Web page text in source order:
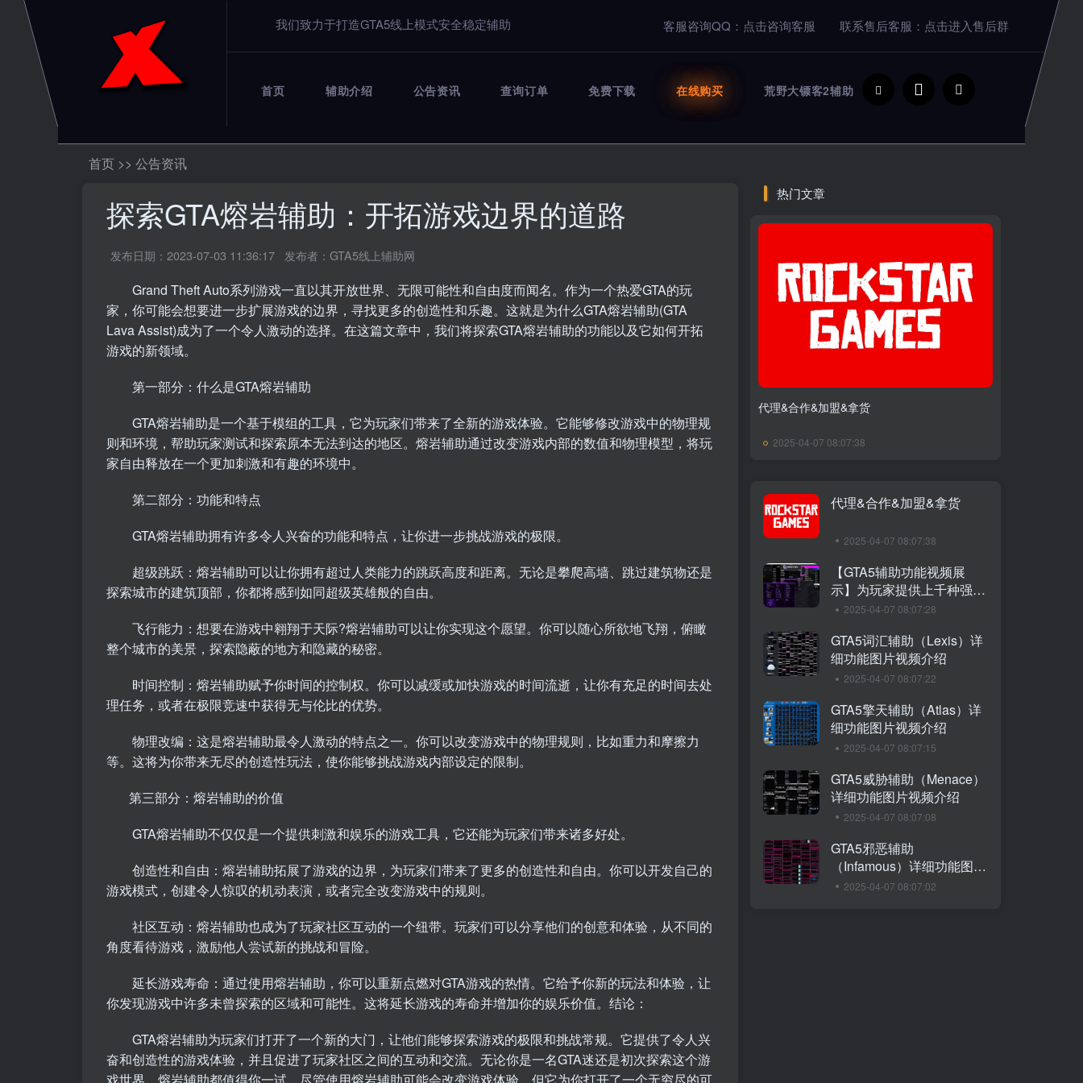
我们致力于打造GTA5线上模式安全稳定辅助 客服咨询QQ：点击咨询客服 联系售后客服：点击进入售后群
首页 辅助介绍 公告资讯 查询订单 免费下载 在线购买 荒野大镖客2辅助
首页 >> 公告资讯
探索GTA熔岩辅助：开拓游戏边界的道路
发布日期：2023-07-03 11:36:17 发布者：GTA5线上辅助网
Grand Theft Auto系列游戏一直以其开放世界、无限可能性和自由度而闻名。作为一个热爱GTA的玩
家，你可能会想要进一步扩展游戏的边界，寻找更多的创造性和乐趣。这就是为什么GTA熔岩辅助(GTA
Lava Assist)成为了一个令人激动的选择。在这篇文章中，我们将探索GTA熔岩辅助的功能以及它如何开拓
游戏的新领域。
第一部分：什么是GTA熔岩辅助
GTA熔岩辅助是一个基于模组的工具，它为玩家们带来了全新的游戏体验。它能够修改游戏中的物理规
则和环境，帮助玩家测试和探索原本无法到达的地区。熔岩辅助通过改变游戏内部的数值和物理模型，将玩
家自由释放在一个更加刺激和有趣的环境中。
第二部分：功能和特点
GTA熔岩辅助拥有许多令人兴奋的功能和特点，让你进一步挑战游戏的极限。
超级跳跃：熔岩辅助可以让你拥有超过人类能力的跳跃高度和距离。无论是攀爬高墙、跳过建筑物还是
探索城市的建筑顶部，你都将感到如同超级英雄般的自由。
飞行能力：想要在游戏中翱翔于天际?熔岩辅助可以让你实现这个愿望。你可以随心所欲地飞翔，俯瞰
整个城市的美景，探索隐蔽的地方和隐藏的秘密。
时间控制：熔岩辅助赋予你时间的控制权。你可以减缓或加快游戏的时间流逝，让你有充足的时间去处
理任务，或者在极限竞速中获得无与伦比的优势。
物理改编：这是熔岩辅助最令人激动的特点之一。你可以改变游戏中的物理规则，比如重力和摩擦力
等。这将为你带来无尽的创造性玩法，使你能够挑战游戏内部设定的限制。
第三部分： 熔岩辅助的价值
GTA熔岩辅助不仅仅是一个提供刺激和娱乐的游戏工具，它还能为玩家们带来诸多好处。
创造性和自由：熔岩辅助拓展了游戏的边界，为玩家们带来了更多的创造性和自由。你可以开发自己的
游戏模式，创建令人惊叹的机动表演，或者完全改变游戏中的规则。
社区互动：熔岩辅助也成为了玩家社区互动的一个纽带。玩家们可以分享他们的创意和体验，从不同的
角度看待游戏，激励他人尝试新的挑战和冒险。
延长游戏寿命：通过使用熔岩辅助，你可以重新点燃对GTA游戏的热情。它给予你新的玩法和体验，让
你发现游戏中许多未曾探索的区域和可能性。这将延长游戏的寿命并增加你的娱乐价值。结论：
GTA熔岩辅助为玩家们打开了一个新的大门，让他们能够探索游戏的极限和挑战常规。它提供了令人兴
奋和创造性的游戏体验，并且促进了玩家社区之间的互动和交流。无论你是一名GTA迷还是初次探索这个游
热门文章
代理&合作&加盟&拿货
2025-04-07 08:07:38
代理&合作&加盟&拿货
2025-04-07 08:07:38
【GTA5辅助功能视频展
示】为玩家提供上千种强大
功能，带给您不一样的游戏
2025-04-07 08:07:28
GTA5词汇辅助（Lexis）详
细功能图片视频介绍
2025-04-07 08:07:22
GTA5擎天辅助（Atlas）详
细功能图片视频介绍
2025-04-07 08:07:15
GTA5威胁辅助（Menace）
详细功能图片视频介绍
2025-04-07 08:07:08
GTA5邪恶辅助
（Infamous）详细功能图片
视频介绍
2025-04-07 08:07:02